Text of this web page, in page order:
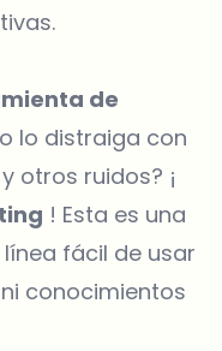
de
lo distraiga con
otros ruidos? ¡
! Esta es una
fácil de usar
conocimientos